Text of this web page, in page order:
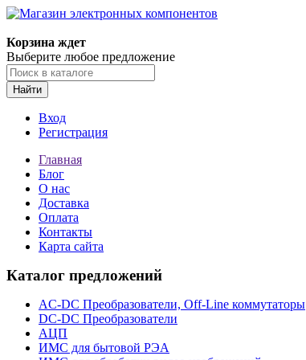
Корзина ждет
Выберите любое предложение
Найти
Вход
Регистрация
Главная
Блог
О нас
Доставка
Оплата
Контакты
Карта сайта
Каталог предложений
AC-DC Преобразователи, Off-Line коммутаторы
DC-DC Преобразователи
АЦП
ИМС для бытовой РЭА